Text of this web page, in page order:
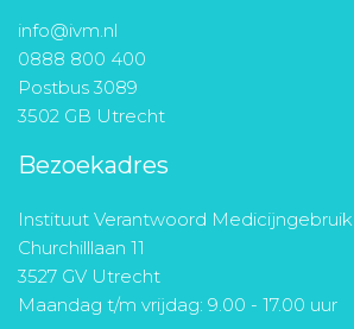
info@ivm.nl
0888 800 400
Postbus 3089
3502 GB Utrecht
Bezoekadres
Instituut Verantwoord Medicijngebruik
Churchilllaan 11
3527 GV Utrecht
Maandag t/m vrijdag: 9.00 - 17.00 uur